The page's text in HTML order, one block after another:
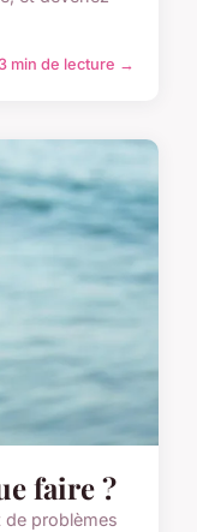
3 min de lecture →
faire ?
problèmes